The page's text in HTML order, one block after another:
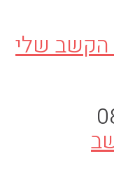
שלי